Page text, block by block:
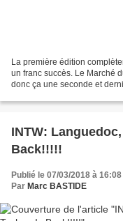
La première édition
un franc succès. Le Marché
donc ça une seconde et
INTW:
Back!!!!!
Publié le 07/03/2018 à 16:08
Par Marc BASTIDE